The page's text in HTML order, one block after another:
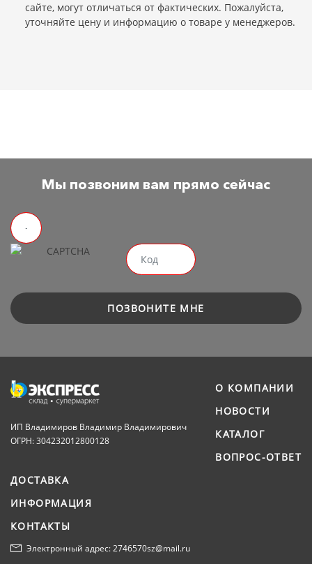
сайте, могут отличаться от фактических. Пожалуйста,
уточняйте цену и информацию о товаре у менеджеров.
Мы позвоним вам прямо сейчас
ПОЗВОНИТЕ МНЕ
ИП Владимиров Владимир Владимирович
ОГРН: 304232012800128
О КОМПАНИИ
НОВОСТИ
КАТАЛОГ
ВОПРОС-ОТВЕТ
ДОСТАВКА
ИНФОРМАЦИЯ
КОНТАКТЫ
Электронный адрес: 2746570sz@mail.ru